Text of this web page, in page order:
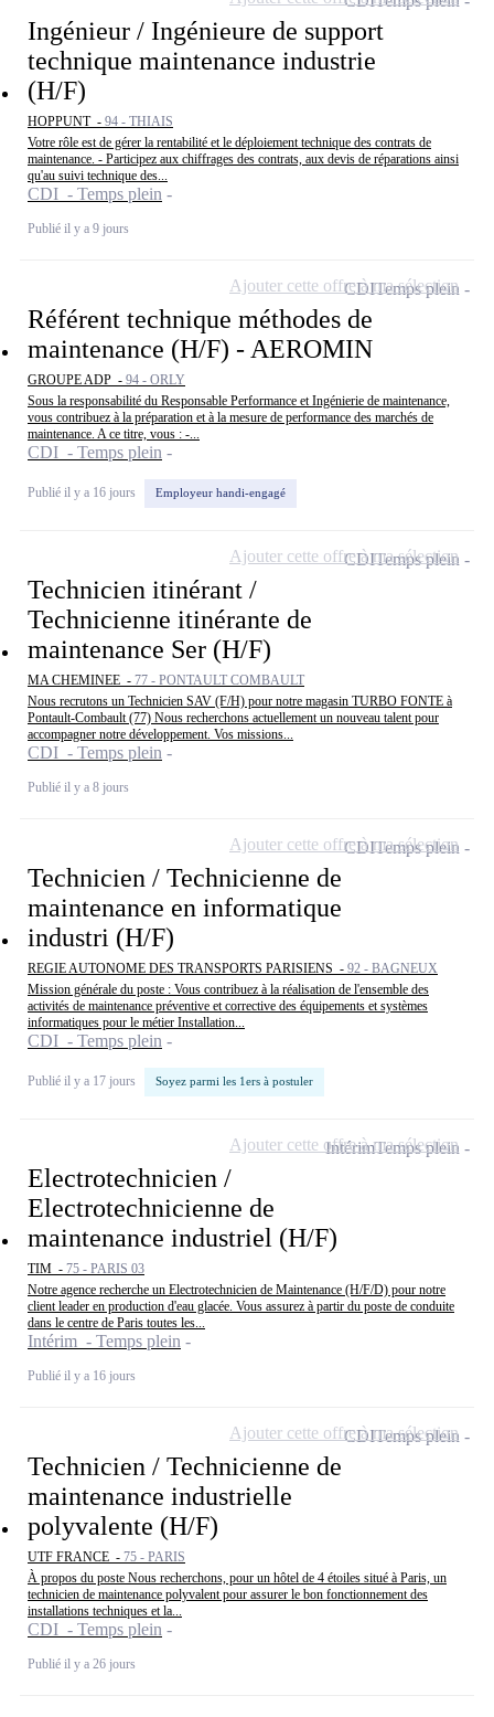
Ingénieur / Ingénieure de support
technique maintenance industrie
(H/F)
HOPPUNT - 94 - THIAIS
Votre rôle est de gérer la rentabilité et le déploiement technique des contrats de
maintenance. - Participez aux chiffrages des contrats, aux devis de réparations ainsi
qu'au suivi technique des...
CDI - Temps plein
Publié il y a 9 jours
Référent technique méthodes de
maintenance (H/F) - AEROMIN
GROUPE ADP - 94 - ORLY
Sous la responsabilité du Responsable Performance et Ingénierie de maintenance,
vous contribuez à la préparation et à la mesure de performance des marchés de
maintenance. A ce titre, vous : -...
CDI - Temps plein
Publié il y a 16 jours Employeur handi-engagé
CDITemps plein
Ajouter cette offre à ma sélection
Technicien itinérant /
Technicienne itinérante de
maintenance Ser (H/F)
MA CHEMINEE - 77 - PONTAULT COMBAULT
Nous recrutons un Technicien SAV (F/H) pour notre magasin TURBO FONTE à
Pontault-Combault (77) Nous recherchons actuellement un nouveau talent pour
accompagner notre développement. Vos missions...
CDI - Temps plein
Publié il y a 8 jours
CDITemps plein
Ajouter cette offre à ma sélection
Technicien / Technicienne de
maintenance en informatique
industri (H/F)
REGIE AUTONOME DES TRANSPORTS PARISIENS - 92 - BAGNEUX
Mission générale du poste : Vous contribuez à la réalisation de l'ensemble des
activités de maintenance préventive et corrective des équipements et systèmes
informatiques pour le métier Installation...
CDI - Temps plein
Publié il y a 17 jours Soyez parmi les 1ers à postuler
CDITemps plein
Ajouter cette offre à ma sélection
Electrotechnicien /
Electrotechnicienne de
maintenance industriel (H/F)
TIM - 75 - PARIS 03
Notre agence recherche un Electrotechnicien de Maintenance (H/F/D) pour notre
client leader en production d'eau glacée. Vous assurez à partir du poste de conduite
dans le centre de Paris toutes les...
Intérim - Temps plein
Publié il y a 16 jours
IntérimTemps plein
Ajouter cette offre à ma sélection
Technicien / Technicienne de
maintenance industrielle
polyvalente (H/F)
UTF FRANCE - 75 - PARIS
À propos du poste Nous recherchons, pour un hôtel de 4 étoiles situé à Paris, un
technicien de maintenance polyvalent pour assurer le bon fonctionnement des
installations techniques et la...
CDI - Temps plein
Publié il y a 26 jours
CDITemps plein
Ajouter cette offre à ma sélection